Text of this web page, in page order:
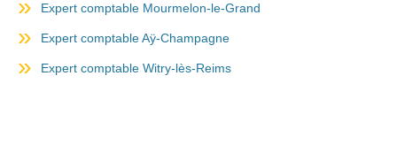
Expert comptable Mourmelon-le-Grand
Expert comptable Aÿ-Champagne
Expert comptable Witry-lès-Reims